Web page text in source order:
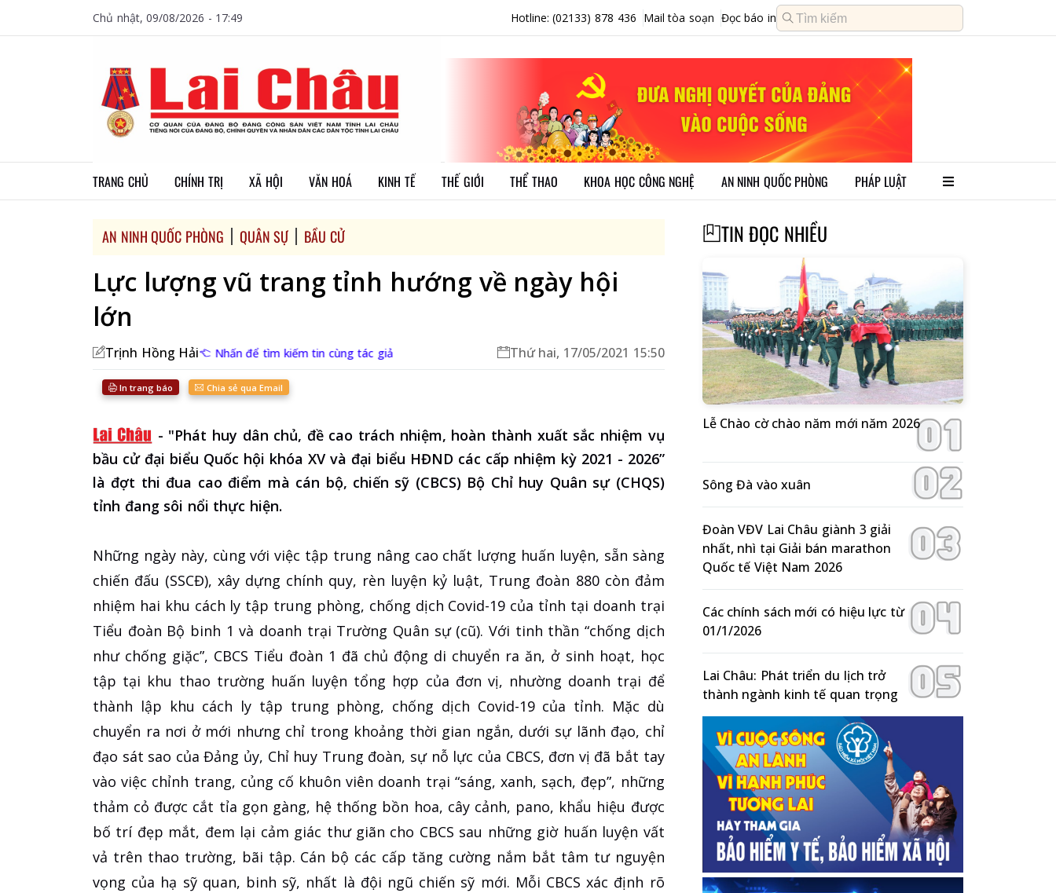
Chủ nhật, 09/08/2026 - 17:49 Hotline: (02133) 878 436 Mail tòa soạn Đọc báo in
TRANG CHỦ CHÍNH TRỊ XÃ HỘI VĂN HOÁ KINH TẾ THẾ GIỚI THỂ THAO KHOA HỌC CÔNG NGHỆ AN NINH QUỐC PHÒNG PHÁP LUẬT
AN NINH QUỐC PHÒNG QUÂN SỰ BẦU CỬ
Lực lượng vũ trang tỉnh hướng về ngày hội
lớn
Trịnh Hồng Hải Nhấn để tìm kiếm tin cùng tác giả Thứ hai, 17/05/2021 15:50
In trang báo Chia sẻ qua Email
- "Phát huy dân chủ, đề cao trách nhiệm, hoàn thành xuất sắc nhiệm vụ
bầu cử đại biểu Quốc hội khóa XV và đại biểu HĐND các cấp nhiệm kỳ 2021 - 2026”
là đợt thi đua cao điểm mà cán bộ, chiến sỹ (CBCS) Bộ Chỉ huy Quân sự (CHQS)
tỉnh đang sôi nổi thực hiện.
Những ngày này, cùng với việc tập trung nâng cao chất lượng huấn luyện, sẵn sàng
chiến đấu (SSCĐ), xây dựng chính quy, rèn luyện kỷ luật, Trung đoàn 880 còn đảm
nhiệm hai khu cách ly tập trung phòng, chống dịch Covid-19 của tỉnh tại doanh trại
Tiểu đoàn Bộ binh 1 và doanh trại Trường Quân sự (cũ). Với tinh thần “chống dịch
như chống giặc”, CBCS Tiểu đoàn 1 đã chủ động di chuyển ra ăn, ở sinh hoạt, học
tập tại khu thao trường huấn luyện tổng hợp của đơn vị, nhường doanh trại để
thành lập khu cách ly tập trung phòng, chống dịch Covid-19 của tỉnh. Mặc dù
chuyển ra nơi ở mới nhưng chỉ trong khoảng thời gian ngắn, dưới sự lãnh đạo, chỉ
đạo sát sao của Đảng ủy, Chỉ huy Trung đoàn, sự nỗ lực của CBCS, đơn vị đã bắt tay
vào việc chỉnh trang, củng cố khuôn viên doanh trại “sáng, xanh, sạch, đẹp”, những
thảm cỏ được cắt tỉa gọn gàng, hệ thống bồn hoa, cây cảnh, pano, khẩu hiệu được
bố trí đẹp mắt, đem lại cảm giác thư giãn cho CBCS sau những giờ huấn luyện vất
vả trên thao trường, bãi tập. Cán bộ các cấp tăng cường nắm bắt tâm tư nguyện
vọng của hạ sỹ quan, binh sỹ, nhất là đội ngũ chiến sỹ mới. Mỗi CBCS xác định rõ
TIN ĐỌC NHIỀU
Lễ Chào cờ chào năm mới năm 2026
Sông Đà vào xuân
Đoàn VĐV Lai Châu giành 3 giải
nhất, nhì tại Giải bán marathon
Quốc tế Việt Nam 2026
Các chính sách mới có hiệu lực từ
01/1/2026
Lai Châu: Phát triển du lịch trở
thành ngành kinh tế quan trọng